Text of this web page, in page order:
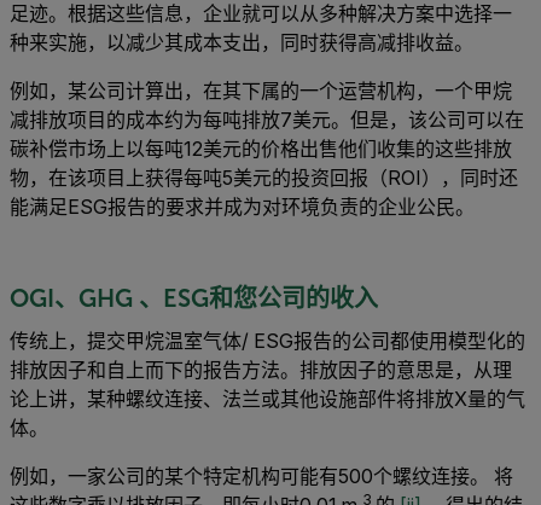
足迹。根据这些信息，企业就可以从多种解决方案中选择一
种来实施，以减少其成本支出，同时获得高减排收益。
例如，某公司计算出，在其下属的一个运营机构，一个甲烷
减排放项目的成本约为每吨排放7美元。但是，该公司可以在
碳补偿市场上以每吨12美元的价格出售他们收集的这些排放
物，在该项目上获得每吨5美元的投资回报（ROI），同时还
能满足ESG报告的要求并成为对环境负责的企业公民。
OGI、GHG 、ESG和您公司的收入
传统上，提交甲烷温室气体/ ESG报告的公司都使用模型化的
排放因子和自上而下的报告方法。排放因子的意思是，从理
论上讲，某种螺纹连接、法兰或其他设施部件将排放X量的气
体。
例如，一家公司的某个特定机构可能有500个螺纹连接。 将
3